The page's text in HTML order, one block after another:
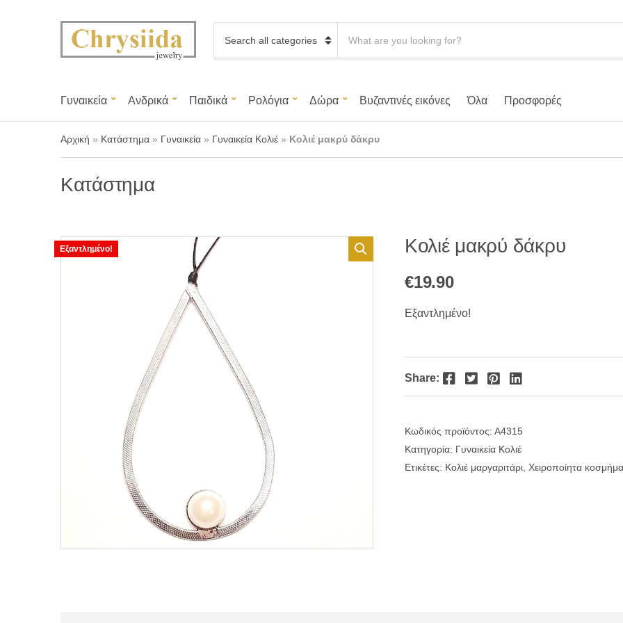
a
g
o
r
y
n
a
p
d
Γυναικεία Ανδρικά Παιδικά Ρολόγια Δώρα Βυζαντινές εικόνες Όλα Προσφορές
Αρχική » Κατάστημα » Γυναικεία » Γυναικεία Κολιέ » Κολιέ μακρύ δάκρυ
Κατάστημα
Εξαντλημένο! Κολιέ μακρύ δάκρυ
€19.90
Εξαντλημένο!
Share: Facebook Twitter Pinterest LinkedIn
Κωδικός προϊόντος: Α4315
Κατηγορία: Γυναικεία Κολιέ
Ετικέτες: Κολιέ μαργαριτάρι, Χειροποίητα